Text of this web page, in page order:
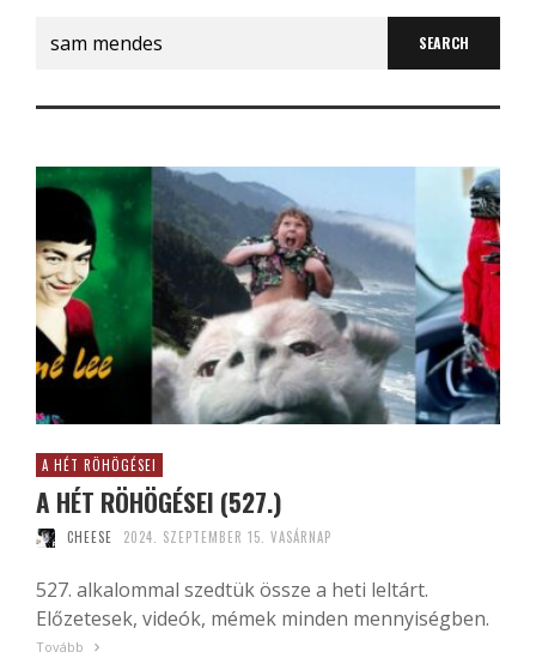
for:
A HÉT RÖHÖGÉSEI
A HÉT RÖHÖGÉSEI (527.)
CHEESE 2024. SZEPTEMBER 15. VASÁRNAP
527. alkalommal szedtük össze a heti leltárt.
Előzetesek, videók, mémek minden mennyiségben.
Tovább